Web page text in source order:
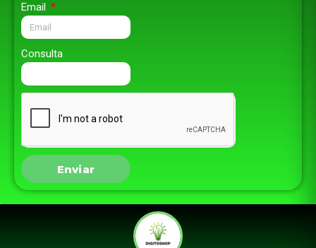
Email
Consulta
Enviar